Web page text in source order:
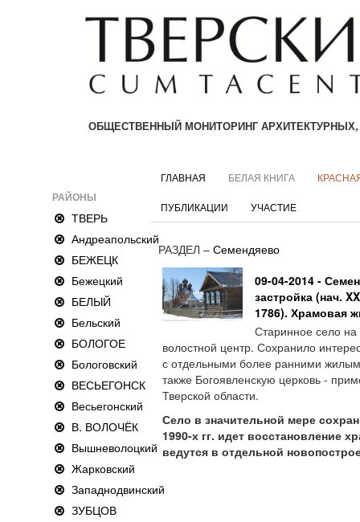
ОБЩЕСТВЕННЫЙ МОНИТОРИНГ
РАЙОНЫ
ТВЕРЬ
Андреапольский
БЕЖЕЦК
Бежецкий
БЕЛЫЙ
Бельский
БОЛОГОЕ
Бологовский
ВЕСЬЕГОНСК
Весьегонский
В. ВОЛОЧЁК
Вышневолоцкий
Жарковский
Западнодвинский
ЗУБЦОВ
ГЛАВНАЯ БЕЛАЯ КНИГА
ПУБЛИКАЦИИ УЧАСТИЕ
РАЗДЕЛ – Семендяево
09-04-2014 -
застройка (нач.
1786). Храмовая
Старинное село
волостной центр. Сохранило
с отдельными более ранними
также Богоявленскую церковь -
Тверской области.
Село в значительной мере
1990-х гг. идет восстановление
ведутся в отдельной